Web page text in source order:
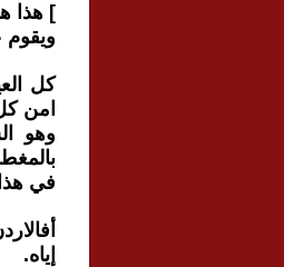
] هذا
ويقوم
كل
امن
وهو
في
إياه.